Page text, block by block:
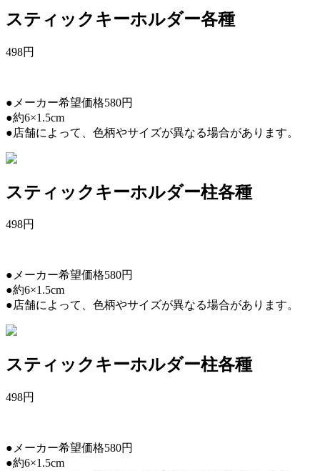
スティックキーホルダー各種
498円
●メーカー希望価格580円
●約6×1.5cm
●店舗によって、色柄やサイズが異なる場合があります。
スティックキーホルダー柱各種
498円
●メーカー希望価格580円
●約6×1.5cm
●店舗によって、色柄やサイズが異なる場合があります。
スティックキーホルダー柱各種
498円
●メーカー希望価格580円
●約6×1.5cm